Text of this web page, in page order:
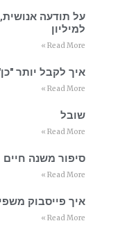
על תודעה
למיליון
Read More »
איך לקבל יותר
Read More »
שובל
Read More »
סיפור משנה חיים
Read More »
איך פייסבוק
Read More »